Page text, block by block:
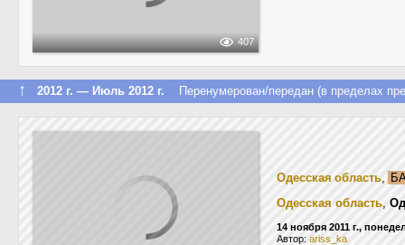
407
↑ 2012 г. — Июль 2012 г. Перенумерован/передан (в пределах
Одесская область,
Одесская область,
14 ноября 2011 г.,
Автор: ariss_ka